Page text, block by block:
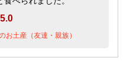
5.0
お土産（友達・親族）